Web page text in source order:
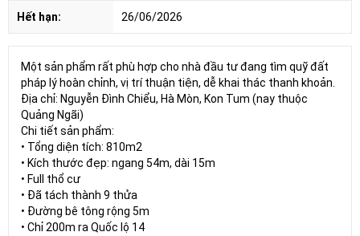
Hết hạn: 26/06/2026
Một sản phẩm rất phù hợp cho nhà đầu tư đang tìm quỹ đất
pháp lý hoàn chỉnh, vị trí thuận tiện, dễ khai thác thanh khoản.
Địa chỉ: Nguyễn Đình Chiểu, Hà Mòn, Kon Tum (nay thuộc
Quảng Ngãi)
Chi tiết sản phẩm:
• Tổng diện tích: 810m2
• Kích thước đẹp: ngang 54m, dài 15m
• Full thổ cư
• Đã tách thành 9 thửa
• Đường bê tông rộng 5m
• Chỉ 200m ra Quốc lộ 14